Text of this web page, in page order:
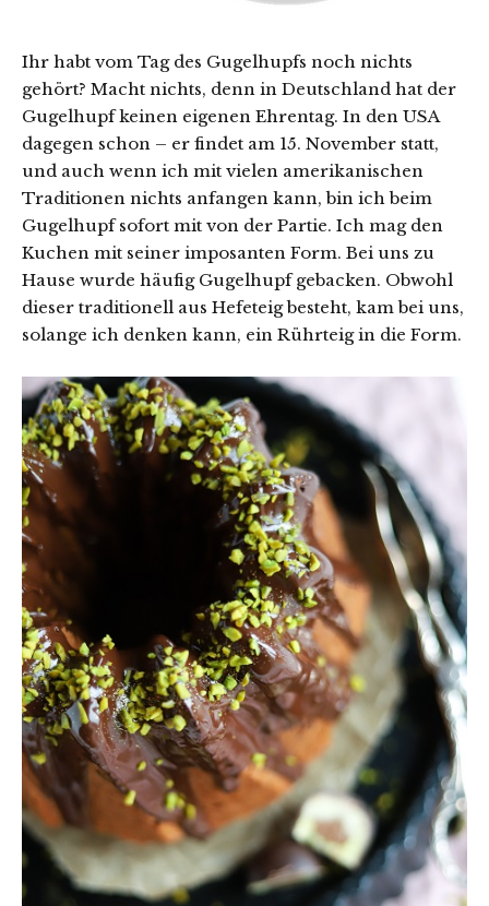
Ihr habt vom Tag des Gugelhupfs noch nichts
gehört? Macht nichts, denn in Deutschland hat der
Gugelhupf keinen eigenen Ehrentag. In den USA
dagegen schon – er findet am 15. November statt,
und auch wenn ich mit vielen amerikanischen
Traditionen nichts anfangen kann, bin ich beim
Gugelhupf sofort mit von der Partie. Ich mag den
Kuchen mit seiner imposanten Form. Bei uns zu
Hause wurde häufig Gugelhupf gebacken. Obwohl
dieser traditionell aus Hefeteig besteht, kam bei uns,
solange ich denken kann, ein Rührteig in die Form.